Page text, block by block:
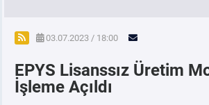
SPOT ELEKTRİK PİYASALARI
ÖRNEK FİNANS BELGELERİ
03.07.2023 / 18:00
EPYS Lisanssız Üretim
İşleme Açıldı